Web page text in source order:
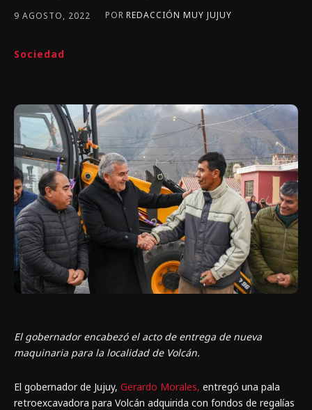
9 AGOSTO, 2022 POR REDACCIÓN MUY JUJUY
Sociedad
El gobernador encabezó el acto de entrega de nueva
maquinaria para la localidad de Volcán.
El gobernador de Jujuy, Gerardo Morales, entregó una pala
retroexcavadora para Volcán adquirida con fondos de regalías